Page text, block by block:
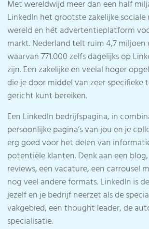
Met wereldwijd meer dan een half
LinkedIn het grootste zakelijke
wereld en hét advertentieplatform
markt. Nederland telt ruim 4,7 miljoen
waarvan 771.000 zelfs dagelijks op
zijn. Een zakelijke en veelal hoger
die je door middel van zeer
gericht kunt bereiken.
Een LinkedIn bedrijfspagina, in
persoonlijke pagina’s van jou en je
erg goed voor het delen van
potentiële klanten. Denk aan een
reviews, een vacature, een carrousel
nog veel andere formats. LinkedIn is
jezelf en je bedrijf neerzet als de
vakgebied, een thought leader, de
specialisatie.